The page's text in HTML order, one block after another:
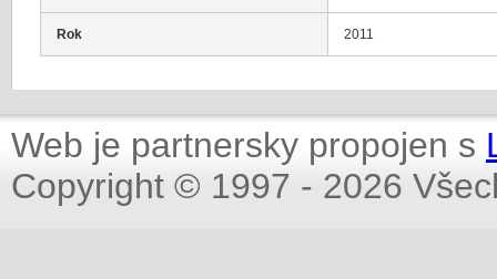
Rok 2011
Web je partnersky propojen s
Copyright © 1997 - 2026